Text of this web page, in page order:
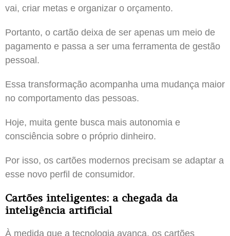
vai, criar metas e organizar o orçamento.
Portanto, o cartão deixa de ser apenas um meio de
pagamento e passa a ser uma ferramenta de gestão
pessoal.
Essa transformação acompanha uma mudança maior
no comportamento das pessoas.
Hoje, muita gente busca mais autonomia e
consciência sobre o próprio dinheiro.
Por isso, os cartões modernos precisam se adaptar a
esse novo perfil de consumidor.
Cartões inteligentes: a chegada da
inteligência artificial
À medida que a tecnologia avança, os cartões